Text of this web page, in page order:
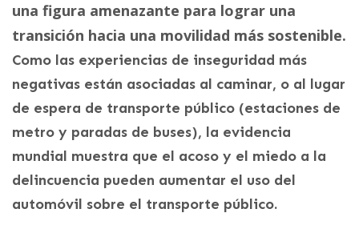
una figura amenazante para lograr una
transición hacia una movilidad más sostenible.
Como las experiencias de inseguridad más
negativas están asociadas al caminar, o al lugar
de espera de transporte público (estaciones de
metro y paradas de buses), la evidencia
mundial muestra que el acoso y el miedo a la
delincuencia pueden aumentar el uso del
automóvil sobre el transporte público.